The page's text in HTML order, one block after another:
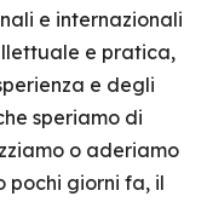
e internazionali
e pratica,
e degli
speriamo di
o aderiamo
pochi giorni fa, il